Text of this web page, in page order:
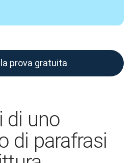
prova gratuita
di uno
di parafrasi